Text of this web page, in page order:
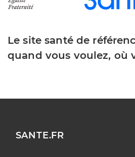
Le site santé de
quand vous voulez, où
SANTE.FR